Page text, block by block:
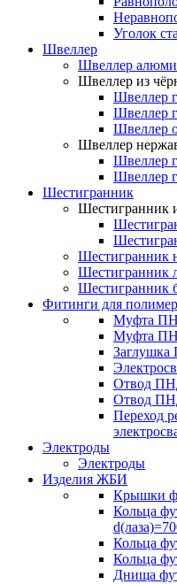
Уголок
Швеллер
Швеллер
Швеллер из
Швеллер
Швеллер
Швеллер
Швеллер
Швеллер
Швеллер
Шестигранник
Шестигранник
Шестигранник
Шестигранник
Шестигранник
Фитинги для
Муфта
Муфта
Заглушка
Отвод
Отвод
Переход
Электроды
Электроды
Изделия ЖБИ
Крышки
Кольца
Кольца
Кольца
Днища